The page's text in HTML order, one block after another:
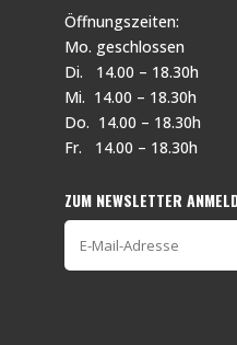
Öffnungszeiten:
Mo. geschlossen
Di. 14.00 – 18.30h
Mi. 14.00 – 18.30h
Do. 14.00 – 18.30h
Fr. 14.00 – 18.30h
ZUM NEWSLETTER